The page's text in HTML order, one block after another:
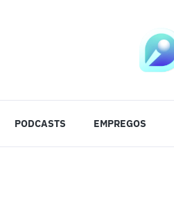
PODCASTS EMPREGOS